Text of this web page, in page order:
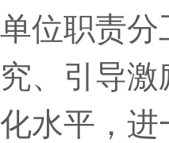
单位职责分
究、引导
化水平，进